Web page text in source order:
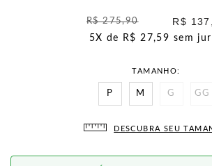
R$ 275,90 R$
5X de R$ 27,59 sem
TAMANHO
P M G GG
DESCUBRA SEU